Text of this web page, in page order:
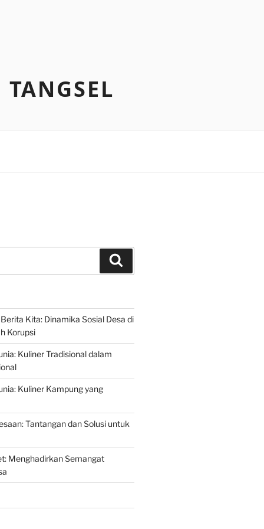
Kita: Dinamika Sosial Desa di
Korupsi
Kuliner Tradisional dalam
Kuliner Kampung yang
Tantangan dan Solusi untuk
Menghadirkan Semangat